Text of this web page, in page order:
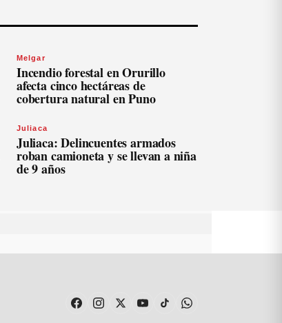
Melgar
Incendio forestal en Orurillo
afecta cinco hectáreas de
cobertura natural en Puno
Juliaca
Juliaca: Delincuentes armados
roban camioneta y se llevan a niña
de 9 años